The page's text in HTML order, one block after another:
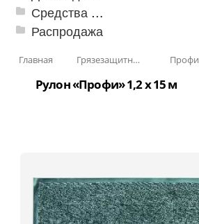
Средства от насекомых и садовых вредителей
Распродажа
Главная Грязезащитные, влаговпитывающие покрытия Профи
Рулон «Профи» 1,2 x 15 м